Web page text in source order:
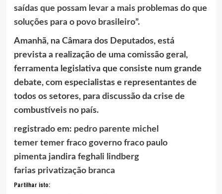
saídas que possam levar a mais problemas do que
soluções para o povo brasileiro”.
Amanhã, na Câmara dos Deputados, está
prevista a realização de uma comissão geral,
ferramenta legislativa que consiste num grande
debate, com especialistas e representantes de
todos os setores, para discussão da crise de
combustíveis no país.
registrado em: pedro parente michel
temer temer fraco governo fraco paulo
pimenta jandira feghali lindberg
farias privatização branca
Partilhar isto: